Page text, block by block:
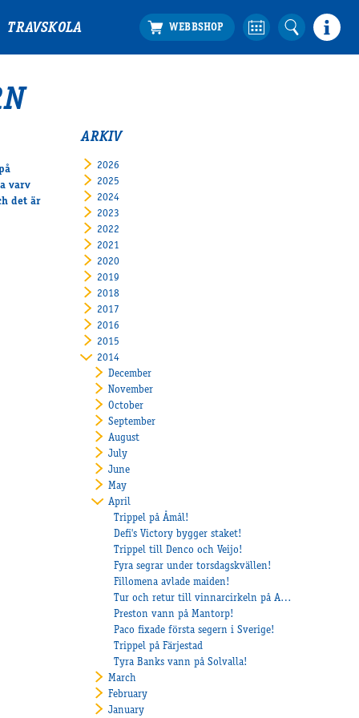
TRAVSKOLA
varv
det är
ARKIV
2026
2025
2024
2023
2022
2021
2020
2019
2018
2017
2016
2015
2014
December
November
October
September
August
July
June
May
April
Trippel på Åmål!
Defi's Victory bygger staket!
Trippel till Denco och Veijo!
Fyra segrar under torsdagskvällen!
Fillomena avlade maiden!
Tur och retur till vinnarcirkeln på Axevalla för Return Ticket!
Preston vann på Mantorp!
Paco fixade första segern i Sverige!
Trippel på Färjestad
Tyra Banks vann på Solvalla!
March
February
January